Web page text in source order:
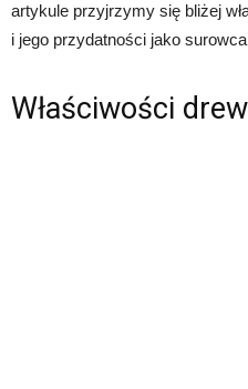
artykule przyjrzymy się bliżej
i jego przydatności jako
Właściwości